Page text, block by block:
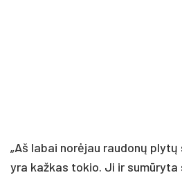
„Aš labai norėjau raudonų
yra kažkas tokio. Ji ir